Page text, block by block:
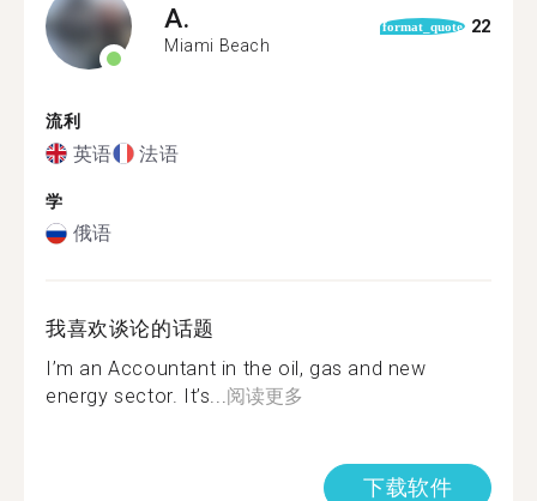
A.
Miami Beach
format_quote 22
流利
英语 法语
学
俄语
我喜欢谈论的话题
I’m an Accountant in the oil, gas and new
energy sector. It’s...阅读更多
下载软件